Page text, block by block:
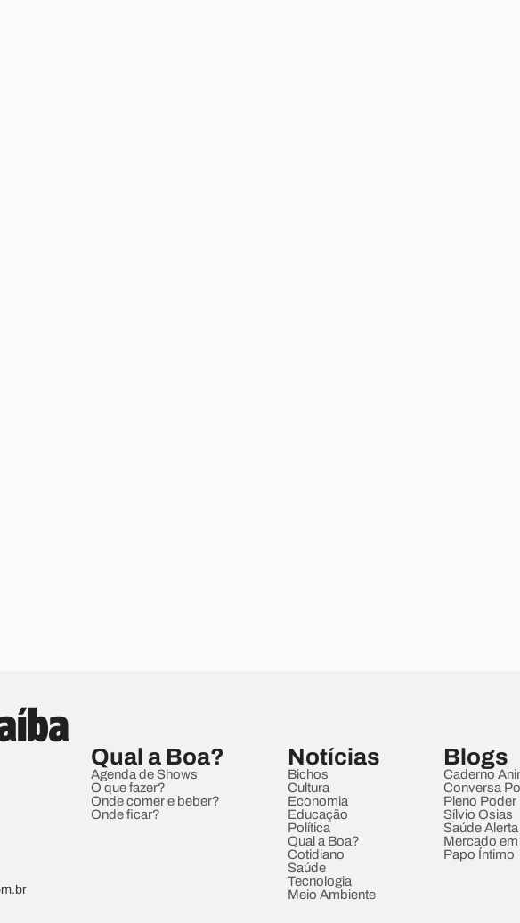
Qual a Boa?
Agenda de Shows
O que fazer?
Onde comer e beber?
Onde ficar?
Notícias
Bichos
Cultura
Economia
Educação
Política
Qual a Boa?
Cotidiano
Saúde
Tecnologia
Meio Ambiente
Blogs
Caderno
Conversa
Pleno Poder
Sílvio Osias
Saúde Alerta
Mercado
Papo Íntimo